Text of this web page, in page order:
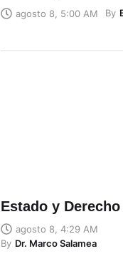
agosto 8, 5:00 AM By
Estado y Derecho
agosto 8, 4:29 AM
By Dr. Marco Salamea